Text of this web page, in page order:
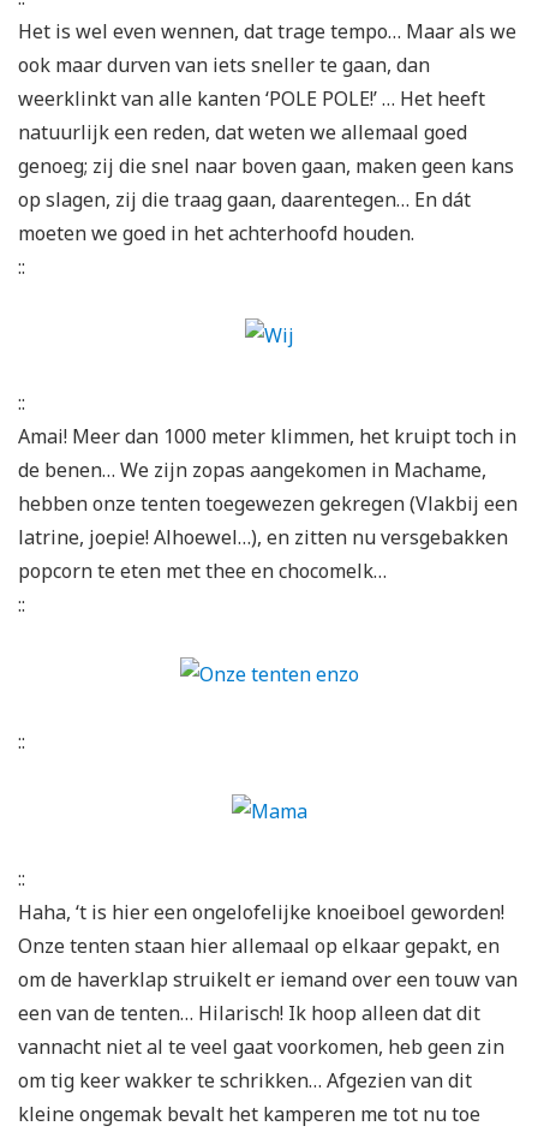
Het is wel even wennen, dat trage tempo… Maar als we
ook maar durven van iets sneller te gaan, dan
weerklinkt van alle kanten ‘POLE POLE!’ … Het heeft
natuurlijk een reden, dat weten we allemaal goed
genoeg; zij die snel naar boven gaan, maken geen kans
op slagen, zij die traag gaan, daarentegen… En dát
moeten we goed in het achterhoofd houden.
::
::
Amai! Meer dan 1000 meter klimmen, het kruipt toch in
de benen… We zijn zopas aangekomen in Machame,
hebben onze tenten toegewezen gekregen (Vlakbij een
latrine, joepie! Alhoewel…), en zitten nu versgebakken
popcorn te eten met thee en chocomelk…
::
::
::
Haha, ‘t is hier een ongelofelijke knoeiboel geworden!
Onze tenten staan hier allemaal op elkaar gepakt, en
om de haverklap struikelt er iemand over een touw van
een van de tenten… Hilarisch! Ik hoop alleen dat dit
vannacht niet al te veel gaat voorkomen, heb geen zin
om tig keer wakker te schrikken… Afgezien van dit
kleine ongemak bevalt het kamperen me tot nu toe